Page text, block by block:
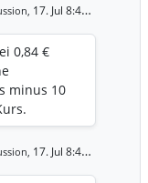
17. Jul 8:49 Uhr
0,84 €
minus 10
17. Jul 8:46 Uhr